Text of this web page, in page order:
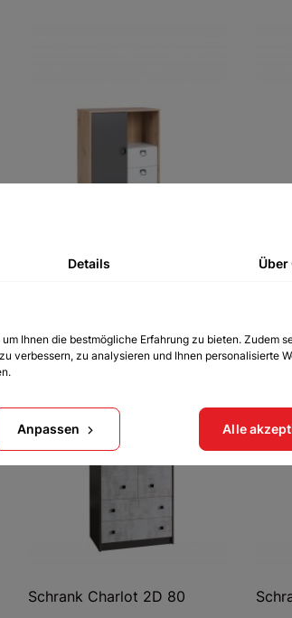
Kommode Elena 1D2SZ 80
Schrank Charlot 2D 80
Details Über
Ihnen die bestmögliche Erfahrung zu bieten. Zudem
verbessern, zu analysieren und Ihnen personalisierte
Anpassen Alle